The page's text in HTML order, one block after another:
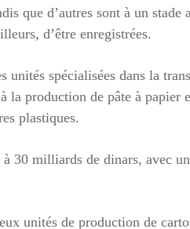
que d’autres sont à un
d’être enregistrées.
unités spécialisées dans la
la production de pâte à papier
plastiques.
30 milliards de dinars, avec
unités de production de